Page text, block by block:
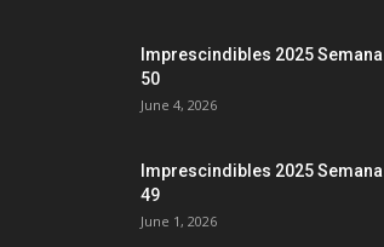
Imprescindibles 2025 Semana
50
June 4, 2026
Imprescindibles 2025 Semana
49
June 1, 2026